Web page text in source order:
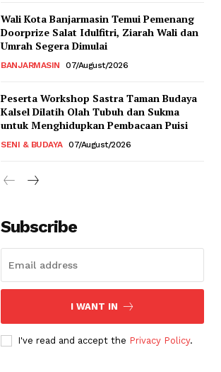
Wali Kota Banjarmasin Temui Pemenang
Doorprize Salat Idulfitri, Ziarah Wali dan
Umrah Segera Dimulai
BANJARMASIN 07/August/2026
Peserta Workshop Sastra Taman Budaya
Kalsel Dilatih Olah Tubuh dan Sukma
untuk Menghidupkan Pembacaan Puisi
SENI & BUDAYA 07/August/2026
Subscribe
I WANT IN
I've read and accept the Privacy Policy.